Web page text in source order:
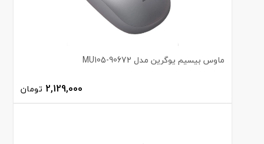
ماوس بیسیم یوگرین مدل MU105-90672
2,129,000 تومان